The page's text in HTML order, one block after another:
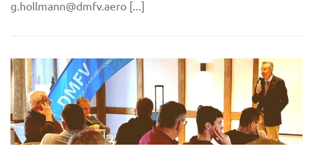
g.hollmann@dmfv.aero [...]